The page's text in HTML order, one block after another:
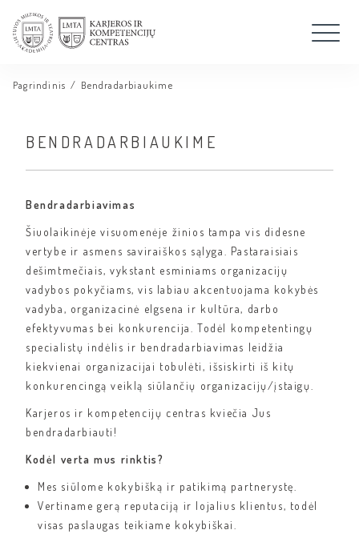
Pagrindinis / Bendradarbiaukime
BENDRADARBIAUKIME
Bendradarbiavimas
Šiuolaikinėje visuomenėje žinios tampa vis didesne
vertybe ir asmens saviraiškos sąlyga. Pastaraisiais
dešimtmečiais, vykstant esminiams organizacijų
vadybos pokyčiams, vis labiau akcentuojama kokybės
vadyba, organizacinė elgsena ir kultūra, darbo
efektyvumas bei konkurencija. Todėl kompetentingų
specialistų indėlis ir bendradarbiavimas leidžia
kiekvienai organizacijai tobulėti, išsiskirti iš kitų
konkurencingą veiklą siūlančių organizacijų/įstaigų.
Karjeros ir kompetencijų centras kviečia Jus
bendradarbiauti!
Kodėl verta mus rinktis?
Mes siūlome kokybišką ir patikimą partnerystę.
Vertiname gerą reputaciją ir lojalius klientus, todėl
visas paslaugas teikiame kokybiškai.